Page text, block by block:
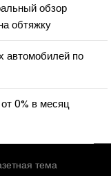
обзор
обтяжку
автомобилей по
0% в месяц
тема